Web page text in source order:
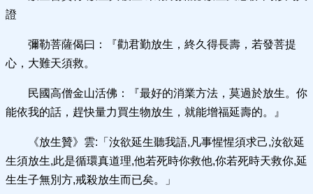
證
彌勒菩薩偈曰：『勸君勤放生，終久得長壽，若發菩提
心，大難天須救。
民國高僧金山活佛：『最好的消業方法，莫過於放生。你
能依我的話，趕快量力買生物放生，就能增福延壽的。』
《放生贊》雲:「汝欲延生聽我語,凡事惺惺須求己,汝欲延
生須放生,此是循環真道理,他若死時你救他,你若死時天救你,延
生生子無別方,戒殺放生而已矣。」